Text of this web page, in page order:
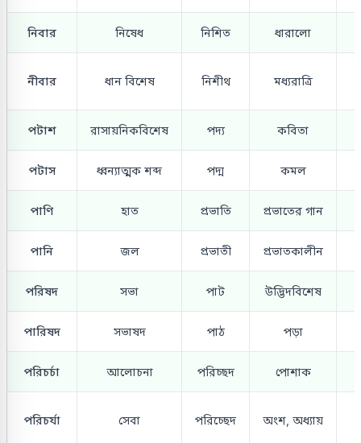
নিবার নিষেধ নিশিত ধারালো
নীবার ধান বিশেষ নিশীথ মধ্যরাত্রি
পটাশ রাসায়নিকবিশেষ পদ্য কবিতা
পটাস ধ্বন্যাত্মক শব্দ পদ্ম কমল
পাণি হাত প্রভাতি প্রভাতের গান
পানি জল প্রভাতী প্রভাতকালীন
পরিষদ সভা পাট উদ্ভিদবিশেষ
পারিষদ সভাষদ পাঠ পড়া
পরিচর্চা আলোচনা পরিচ্ছদ পোশাক
পরিচর্যা সেবা পরিচ্ছেদ অংশ, অধ্যায়